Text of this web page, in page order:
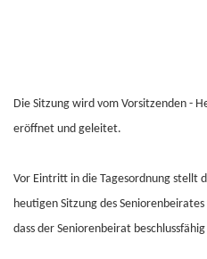
Die Sitzung wird vom Vorsitzenden -
eröffnet und geleitet.
Vor Eintritt in die Tagesordnung stellt
heutigen Sitzung des
dass der Seniorenbeirat